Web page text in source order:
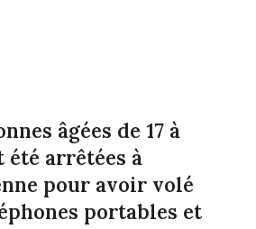
âgées de 17 à
été arrêtées à
pour avoir volé
portables et